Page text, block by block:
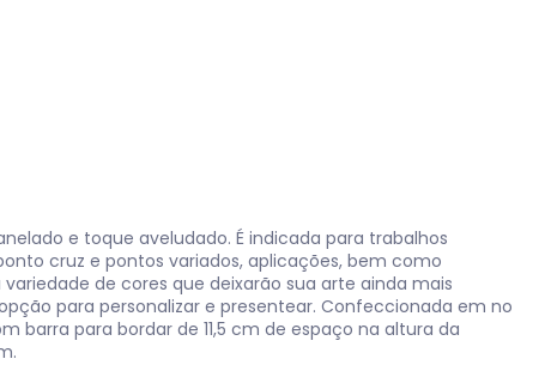
e toque aveludado. É indicada para trabalhos
cruz e pontos variados, aplicações, bem como
de cores que deixarão sua arte ainda mais
para personalizar e presentear. Confeccionada em no
barra para bordar de 11,5 cm de espaço na altura da